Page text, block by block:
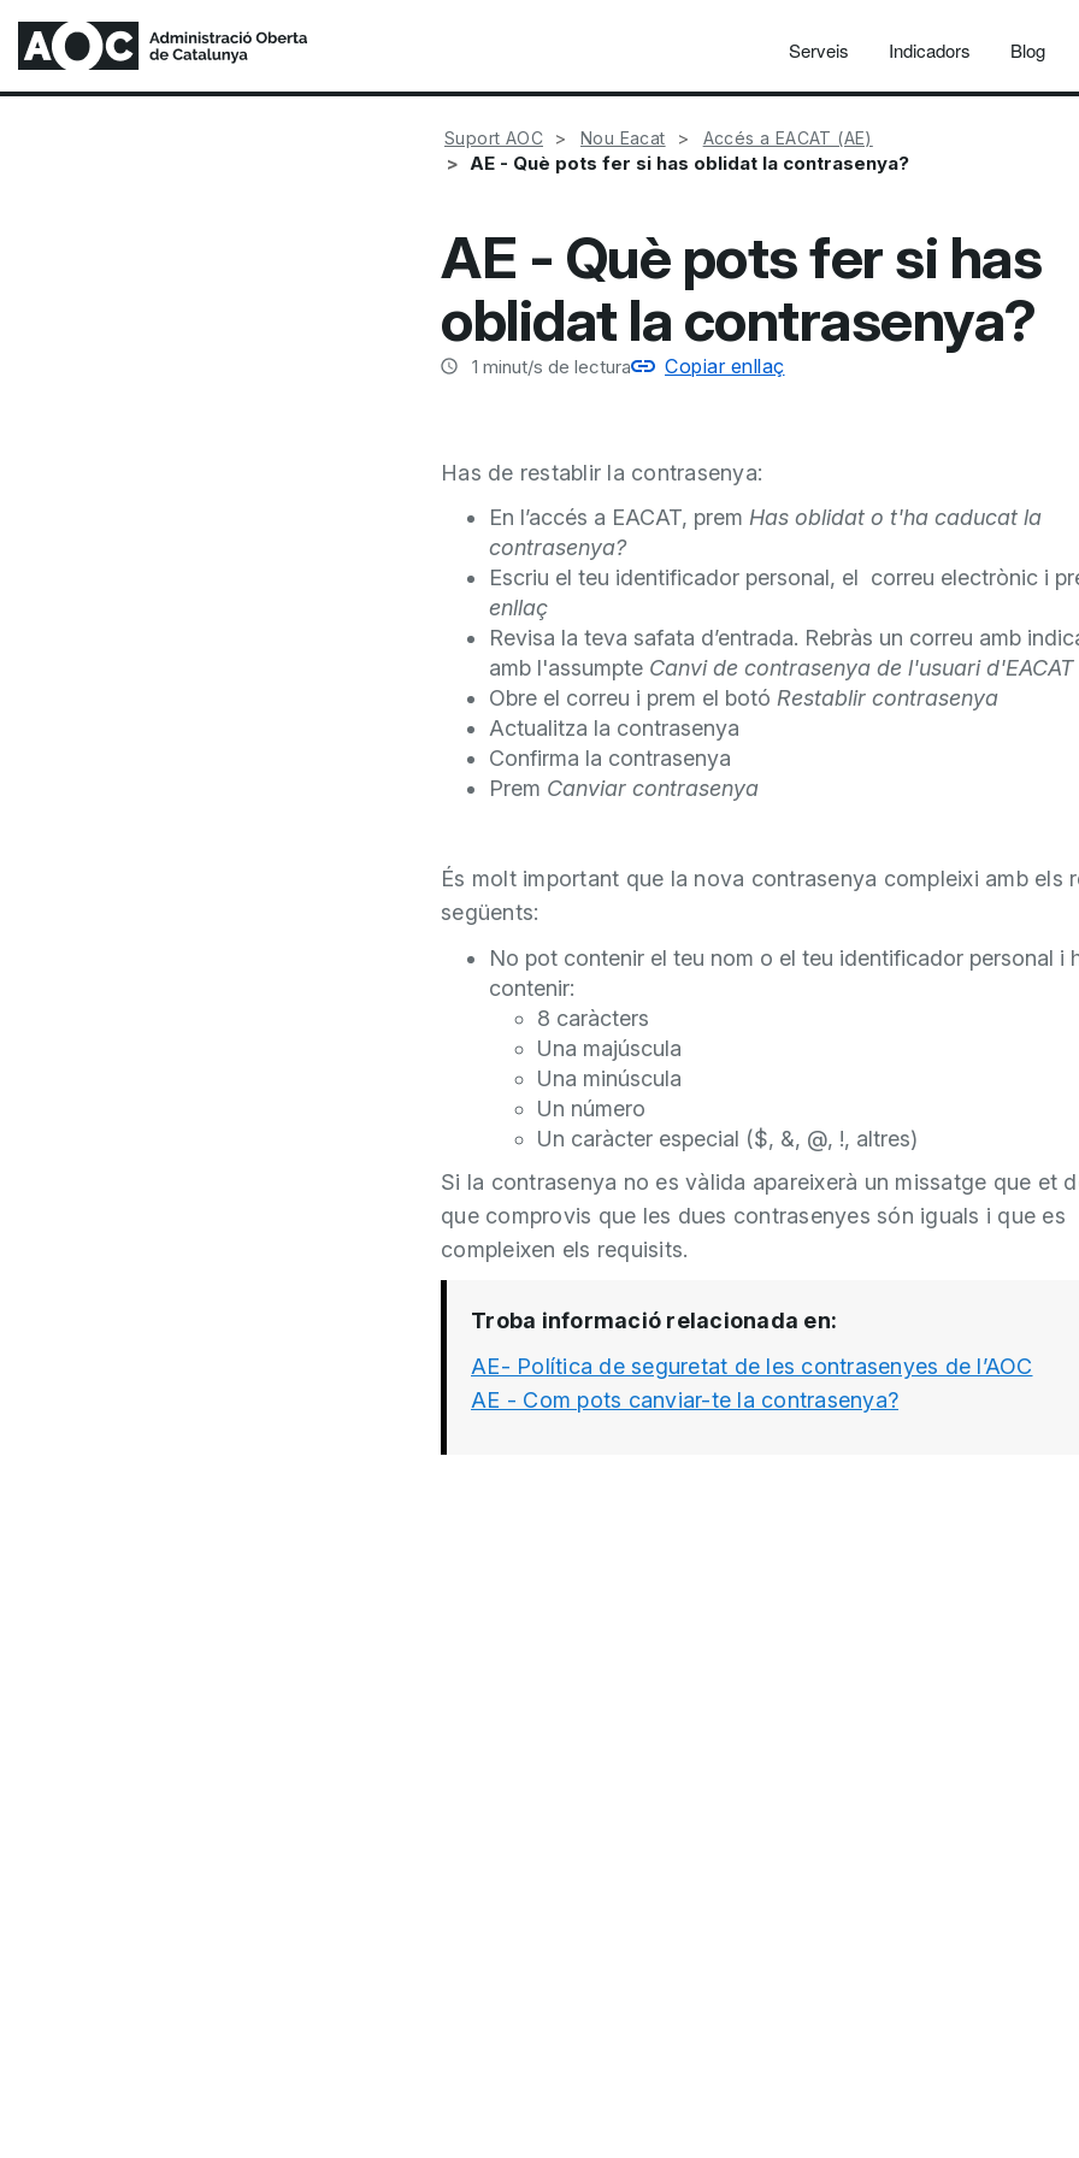
Serveis Indicadors Blog
Suport AOC Nou Eacat Accés a EACAT (AE)
AE - Què pots fer si has oblidat la contrasenya?
AE - Què pots fer si has
oblidat la contrasenya?
1 minut/s de lectura Copiar enllaç
Has de restablir la contrasenya:
En l’accés a EACAT, prem Has oblidat o t'ha caducat la
contrasenya?
Escriu el teu identificador personal, el correu electrònic i
enllaç
Revisa la teva safata d’entrada. Rebràs un correu amb
amb l'assumpte Canvi de contrasenya de l'usuari d'EACAT
Obre el correu i prem el botó Restablir contrasenya
Actualitza la contrasenya
Confirma la contrasenya
Prem Canviar contrasenya
És molt important que la nova contrasenya compleixi amb els
següents:
No pot contenir el teu nom o el teu identificador personal i
contenir:
8 caràcters
Una majúscula
Una minúscula
Un número
Un caràcter especial ($, &, @, !, altres)
Si la contrasenya no es vàlida apareixerà un missatge que et
que comprovis que les dues contrasenyes són iguals i que es
compleixen els requisits.
Troba informació relacionada en:
AE- Política de seguretat de les contrasenyes de l’AOC
AE - Com pots canviar-te la contrasenya?